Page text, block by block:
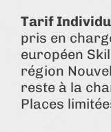
Tarif
pris en
européen
région
reste à la
Places